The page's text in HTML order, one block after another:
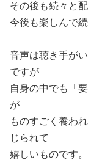
その後も続々と
今後も楽しんで
音声は聴き手が
ですが
自身の中でも「
が
ものすごく養わ
じられて
嬉しいものです。